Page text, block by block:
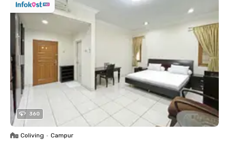
360
Coliving • Campur